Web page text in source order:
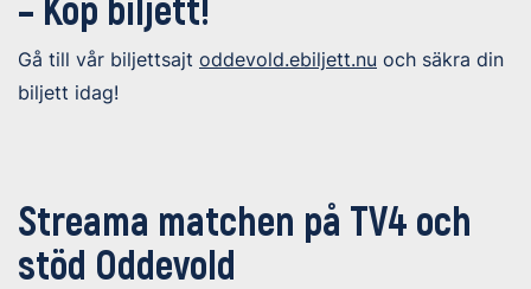
Gå till vår biljettsajt oddevold.ebiljett.nu och säkra din
biljett idag!
Streama matchen på TV4 och
stöd Oddevold